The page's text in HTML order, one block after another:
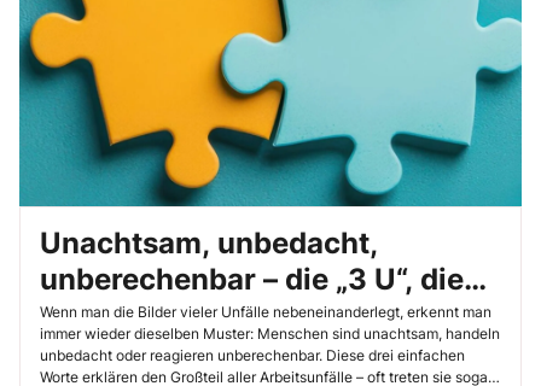
Unachtsam, unbedacht,
unberechenbar – die „3 U“, die
fast jeden Unfall erklären
Wenn man die Bilder vieler Unfälle nebeneinanderlegt, erkennt man
immer wieder dieselben Muster: Menschen sind unachtsam, handeln
unbedacht oder reagieren unberechenbar. Diese drei einfachen
Worte erklären den Großteil aller Arbeitsunfälle – oft treten sie sogar